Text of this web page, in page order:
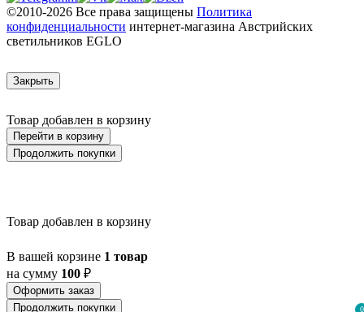
0
©2010-2026 Все права защищены Политика
конфиденциальности интернет-магазина Австрийских
светильников EGLO
Закрыть
Товар добавлен в корзину
Перейти в корзину
Продолжить покупки
Товар добавлен в корзину
В вашей корзине 1 товар
на сумму 100 ₽
Оформить заказ
Продолжить покупки